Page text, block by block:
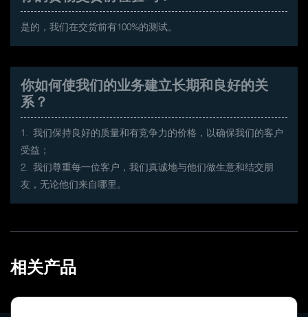
是的，我们在交货前有100%的测试。
你如何使我们的业务建立长期和良好的关
系？
1. 我们保持良好的质量和有竞争力的价格，以确保我们的客户
受益；
2. 我们尊重每一位客户，我们真诚地与他们做生意和结交朋
友，无论他们来自哪里。
相关产品